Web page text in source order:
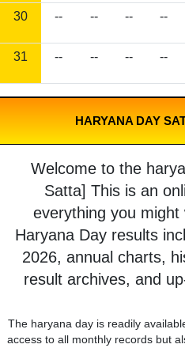
30 -- -- -- --
31 -- -- -- --
HARYANA DAY
Welcome to the
Satta] This is an
everything you
Haryana Day results
2026, annual charts,
result archives, and
The haryana day is readily
access to all monthly records but